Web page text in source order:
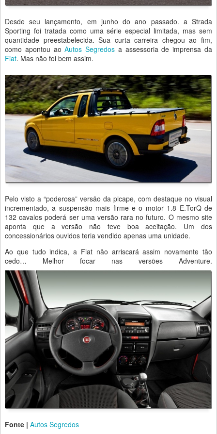
Desde seu lançamento, em junho do ano passado. a Strada
Sporting foi tratada como uma série especial limitada, mas sem
quantidade preestabelecida. Sua curta carreira chegou ao fim,
como apontou aoAutos Segredos a assessoria de imprensa da
Fiat. Mas não foi bem assim.
Pelo visto a “poderosa” versão da picape, com destaque no visual
incrementado, a suspensão mais firme e o motor 1.8 E.TorQ de
132 cavalos poderá ser uma versão rara no futuro. O mesmo site
aponta que a versão não teve boa aceitação. Um dos
concessionários ouvidos teria vendido apenas uma unidade.
Ao que tudo indica, a Fiat não arriscará assim novamente tão
cedo… Melhor focar nas versões Adventure.
Fonte | Autos Segredos